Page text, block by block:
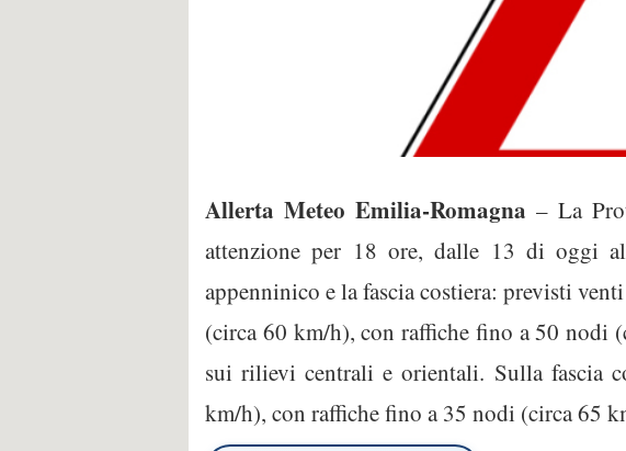
Allerta Meteo Emilia-Romagna – La
attenzione per 18 ore, dalle 13 di oggi
appenninico e la fascia costiera: previsti
(circa 60 km/h), con raffiche fino a 50
sui rilievi centrali e orientali. Sulla fascia
km/h), con raffiche fino a 35 nodi (circa 65